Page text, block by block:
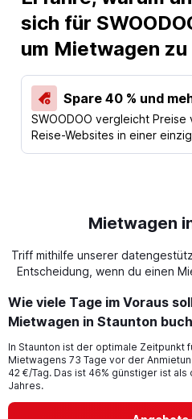
sich für
um Mietwagen
Spare 40 % und
SWOODOO vergleicht Preise
Reise-Websites in einer
Mietwagen
Triff mithilfe unserer
Entscheidung, wenn du einen
Wie viele Tage im Voraus
Mietwagen in Staunton
In Staunton ist der optimale Zeitpunkt
Mietwagens 73 Tage vor der
42 €/Tag. Das ist 46% günstiger ist
Jahres.